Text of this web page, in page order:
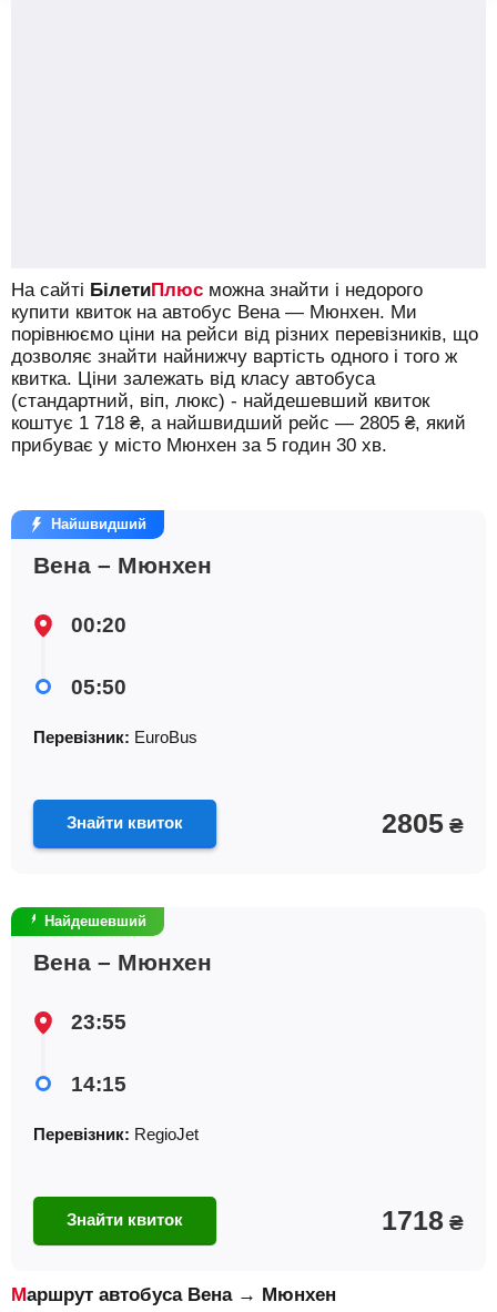
На сайті БілетиПлюс можна знайти і недорого
купити квиток на автобус Вена — Мюнхен. Ми
порівнюємо ціни на рейси від різних перевізників, що
дозволяє знайти найнижчу вартість одного і того ж
квитка. Ціни залежать від класу автобуса
(стандартний, віп, люкс) - найдешевший квиток
коштує 1 718 ₴, а найшвидший рейс — 2805 ₴, який
прибуває у місто Мюнхен за 5 годин 30 хв.
Найшвидший
Вена – Мюнхен
00:20
05:50
Перевізник: EuroBus
Знайти квиток 2805 ₴
Найдешевший
Вена – Мюнхен
23:55
14:15
Перевізник: RegioJet
Знайти квиток 1718 ₴
Маршрут автобуса Вена → Мюнхен